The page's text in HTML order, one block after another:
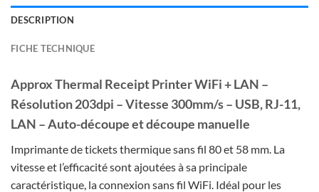
DESCRIPTION
FICHE TECHNIQUE
Approx Thermal Receipt Printer WiFi + LAN –
Résolution 203dpi – Vitesse 300mm/s – USB, RJ-11,
LAN – Auto-découpe et découpe manuelle
Imprimante de tickets thermique sans fil 80 et 58 mm. La
vitesse et l’efficacité sont ajoutées à sa principale
caractéristique, la connexion sans fil WiFi. Idéal pour les